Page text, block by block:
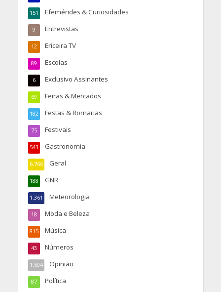
Efemérides & Curiosidades
151
Entrevistas
9
Ericeira TV
12
Escolas
89
Exclusivo Assinantes
6
Feiras & Mercados
69
Festas & Romarias
182
Festivais
75
Gastronomia
543
Geral
6.766
GNR
188
Meteorologia
1.361
Moda e Beleza
18
Música
815
Números
43
Opinião
1.504
Política
87